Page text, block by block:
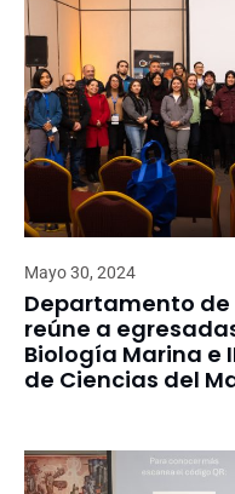
Mayo 30, 2024
Departamento
reúne a
Biología Marina e
de Ciencias del